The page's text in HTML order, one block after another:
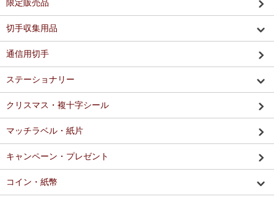
限定販売品
切手収集用品
通信用切手
ステーショナリー
クリスマス・複十字シール
マッチラベル・紙片
キャンペーン・プレゼント
コイン・紙幣